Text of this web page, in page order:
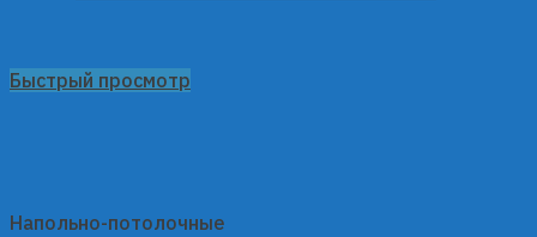
Быстрый просмотр
Напольно-потолочные